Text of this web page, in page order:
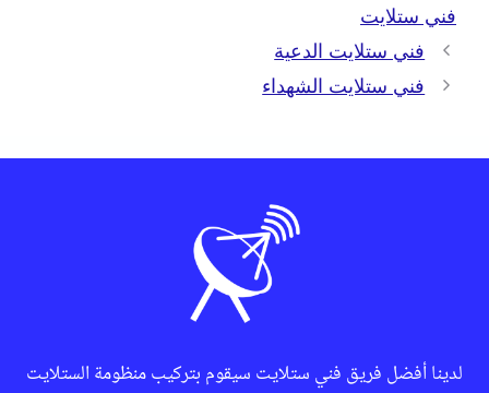
فني ستلايت
فني ستلايت الدعية
فني ستلايت الشهداء
لدينا أفضل فريق فني ستلايت سيقوم بتركيب منظومة الستلايت